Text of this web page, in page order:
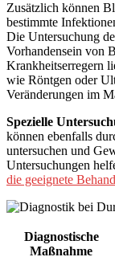
Zusätzlich können
bestimmte
Die Untersuchung
Vorhandensein von
Krankheitserregern
wie Röntgen oder
Veränderungen im
Spezielle
können ebenfalls
untersuchen und
Untersuchungen
die geeignete
Diagnostische
Maßnahme